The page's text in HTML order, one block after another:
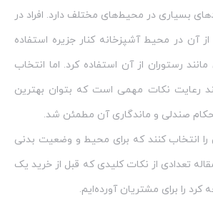
بسیاری در محیط‌های مختلف دارد. افراد در
آن در محیط آشپزخانه کنار جزیره استفاده
رستوران از آن استفاده کرد. اما انتخاب
رعایت نکات مهمی است که بتوان بهترین
صندلی و ماندگاری آن مطمئن شد.
را انتخاب کنند که برای محیط و وضعیت بدنی
تعدادی از نکات کلیدی که قبل از خرید یک
را برای مشتریان آورده‌ایم.